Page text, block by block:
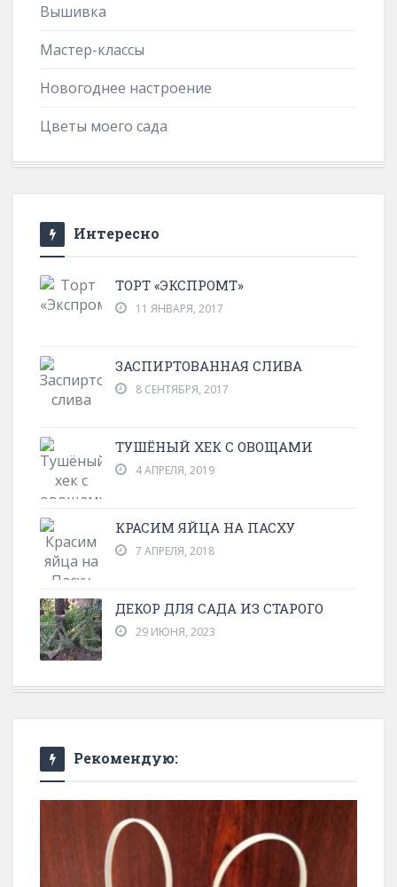
Вышивка
Мастер-классы
Новогоднее настроение
Цветы моего сада
Интересно
ТОРТ «ЭКСПРОМТ»
11 ЯНВАРЯ, 2017
ЗАСПИРТОВАННАЯ СЛИВА
8 СЕНТЯБРЯ, 2017
ТУШЁНЫЙ ХЕК С ОВОЩАМИ
4 АПРЕЛЯ, 2019
КРАСИМ ЯЙЦА НА ПАСХУ
7 АПРЕЛЯ, 2018
ДЕКОР ДЛЯ САДА ИЗ СТАРОГО
29 ИЮНЯ, 2023
Рекомендую: